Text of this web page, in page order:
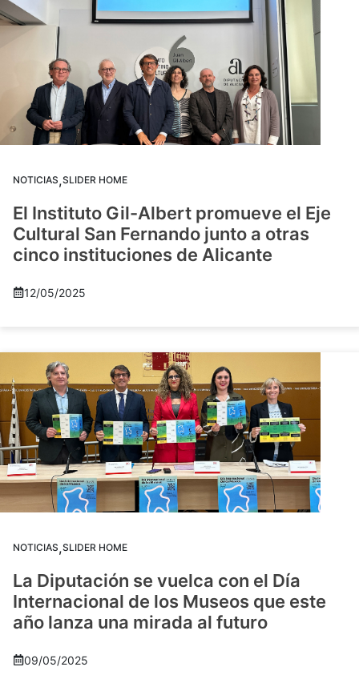
NOTICIAS,SLIDER HOME
El Instituto Gil-Albert promueve el Eje
Cultural San Fernando junto a otras
cinco instituciones de Alicante
12/05/2025
NOTICIAS,SLIDER HOME
La Diputación se vuelca con el Día
Internacional de los Museos que este
año lanza una mirada al futuro
09/05/2025